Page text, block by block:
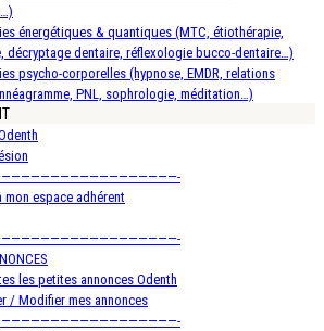
énergétiques & quantiques (MTC, étiothérapie,
décryptage dentaire, réflexologie bucco-dentaire…)
psycho-corporelles (hypnose, EMDR, relations
PNL, sophrologie, méditation…)
mon espace adhérent
les petites annonces Odenth
/ Modifier mes annonces